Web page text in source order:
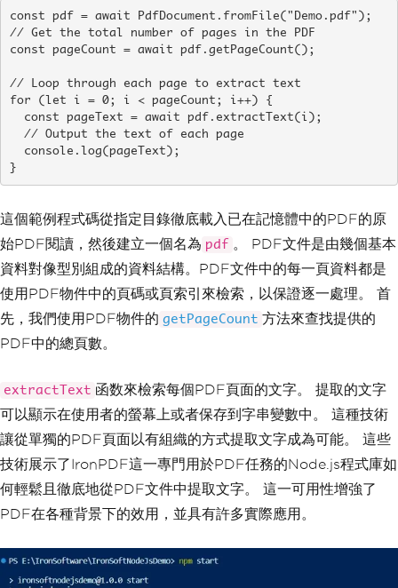
const pdf = await PdfDocument.fromFile("Demo.pdf");
// Get the total number of pages in the PDF
const pageCount = await pdf.getPageCount();
// Loop through each page to extract text
for (let i = 0; i < pageCount; i++) {
}
這個範例程式碼從指定目錄徹底載入已在記憶體中的PDF的原
始PDF閱讀，然後建立一個名為 pdf 。 PDF文件是由幾個基本
資料對像型別組成的資料結構。PDF文件中的每一頁資料都是
使用PDF物件中的頁碼或頁索引來檢索，以保證逐一處理。 首
先，我們使用PDF物件的 getPageCount 方法來查找提供的
PDF中的總頁數。
extractText 函数來檢索每個PDF頁面的文字。 提取的文字
可以顯示在使用者的螢幕上或者保存到字串變數中。 這種技術
讓從單獨的PDF頁面以有組織的方式提取文字成為可能。 這些
技術展示了IronPDF這一專門用於PDF任務的Node.js程式庫如
何輕鬆且徹底地從PDF文件中提取文字。 這一可用性增強了
PDF在各種背景下的效用，並具有許多實際應用。